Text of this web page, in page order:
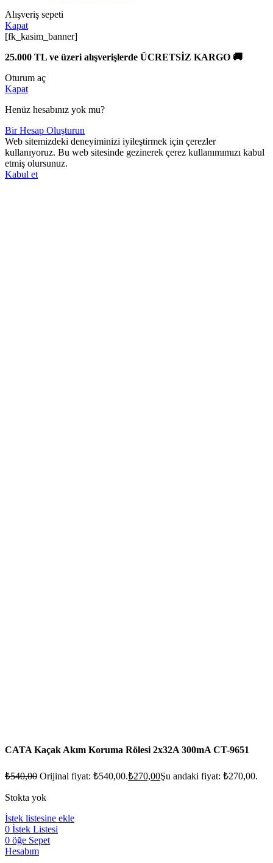
Alışveriş sepeti
Kapat
[fk_kasim_banner]
25.000 TL ve üzeri alışverişlerde ÜCRETSİZ KARGO 🚚
Oturum aç
Kapat
Henüz hesabınız yok mu?
Bir Hesap Oluşturun
Web sitemizdeki deneyiminizi iyileştirmek için çerezler
kullanıyoruz. Bu web sitesinde gezinerek çerez kullanımımızı kabul
etmiş olursunuz.
Kabul et
CATA Kaçak Akım Koruma Rölesi 2x32A 300mA CT-9651
₺540,00 Orijinal fiyat: ₺540,00.₺270,00Şu andaki fiyat: ₺270,00.
Stokta yok
İstek listesine ekle
0 İstek Listesi
0 öğe Sepet
Hesabım